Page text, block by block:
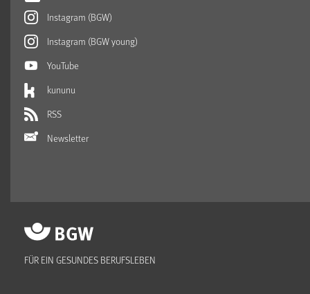
Instagram (BGW)
Instagram (BGW young)
YouTube
kununu
RSS
Newsletter
FÜR EIN GESUNDES BERUFSLEBEN